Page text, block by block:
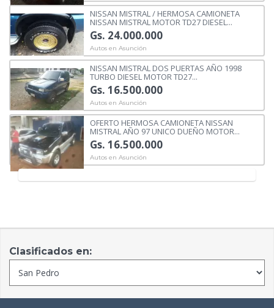
NISSAN MISTRAL / HERMOSA CAMIONETA
NISSAN MISTRAL MOTOR TD27 DIESEL...
Gs. 24.000.000
Autos en Asunción
NISSAN MISTRAL DOS PUERTAS AÑO 1998
TURBO DIESEL MOTOR TD27...
Gs. 16.500.000
Autos en Asunción
OFERTO HERMOSA CAMIONETA NISSAN
MISTRAL AÑO 97 UNICO DUEÑO MOTOR...
Gs. 16.500.000
Autos en Asunción
Clasificados en: